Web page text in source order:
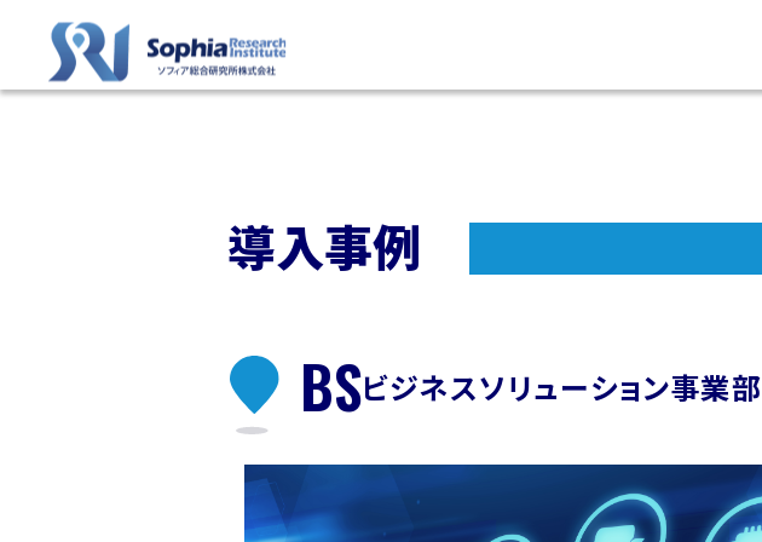
導入事例
BSビジネスソリューション事業部